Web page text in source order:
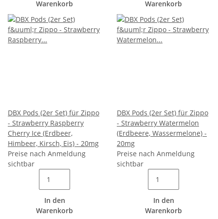
Warenkorb
Warenkorb
DBX Pods (2er Set) für Zippo
- Strawberry Raspberry
Cherry Ice (Erdbeer,
Himbeer, Kirsch, Eis) - 20mg
Preise nach Anmeldung
sichtbar
In den
Warenkorb
DBX Pods (2er Set) für Zippo
- Strawberry Watermelon
(Erdbeere, Wassermelone) -
20mg
Preise nach Anmeldung
sichtbar
In den
Warenkorb